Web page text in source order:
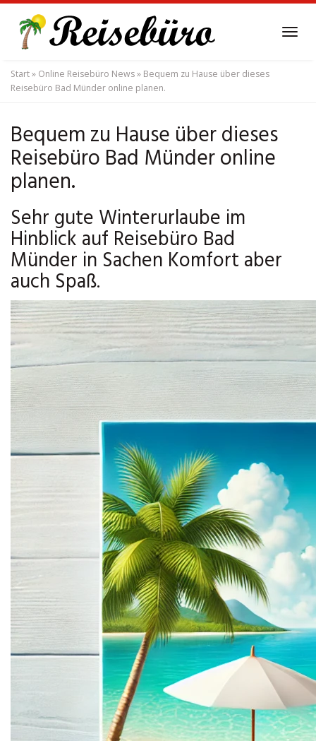
main
content
Start» Online Reisebüro News» Bequem zu Hause über dieses
Reisebüro Bad Münder online planen.
Bequem zu Hause über dieses
Reisebüro Bad Münder online
planen.
Sehr gute Winterurlaube im
Hinblick auf Reisebüro Bad
Münder in Sachen Komfort aber
auch Spaß.